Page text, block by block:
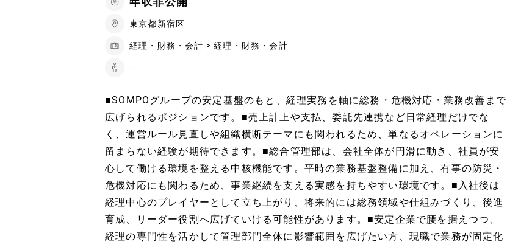
東京都新宿区
経理・財務・会計 > 経理・財務・会計
-
■SOMPOグループの安定基盤のもと、経理実務を軸に総務・危機対応・業務改善まで
広げられるポジションです。■売上計上や支払、委託先連携など日常経理だけでな
く、運営ルール見直しや組織横断テーマにも関われるため、単なるオペレーションに
留まらない経験が期待できます。■総合管理部は、会社全体が円滑に動き、社員が安
心して働ける環境を整える中核機能です。平時の業務基盤整備に加え、有事の防災・
危機対応にも関わるため、事業継続を支える実感を持ちやすい環境です。■入社後は
経理中心のプレイヤーとして立ち上がり、将来的には総務領域や仕組みづくり、後進
育成、リーダー役割へ広げていける可能性があります。■安定企業で腰を据えつつ、
経理の専門性を活かして管理部門全体に影響範囲を広げたい方、現職で業務が固定化